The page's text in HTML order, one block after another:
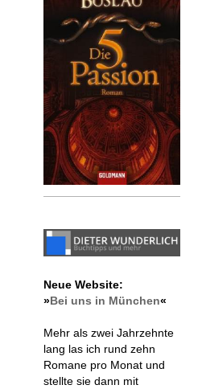
Neue Website:
»Bei uns in München«
Mehr als zwei Jahrzehnte
lang las ich rund zehn
Romane pro Monat und
stellte sie dann mit